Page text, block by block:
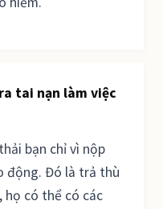
tai nạn làm việc
bạn chỉ vì nộp
động. Đó là trả thù
họ có thể có các